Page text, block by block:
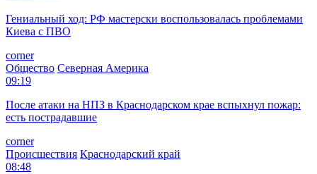
Гениальный ход: РФ мастерски воспользовалась проблемами
Киева с ПВО
corner
Общество Северная Америка
09:19
После атаки на НПЗ в Краснодарском крае вспыхнул пожар:
есть пострадавшие
corner
Происшествия Краснодарский край
08:48